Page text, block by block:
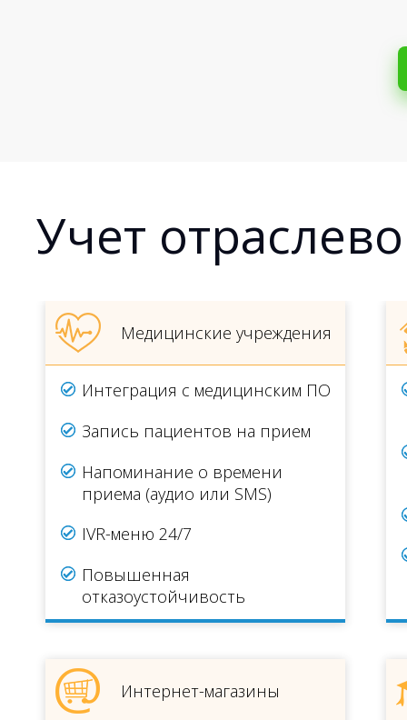
Учет
Медицинские учреждения
Интеграция с медицинским ПО
Запись пациентов на прием
Напоминание о времени
приема (аудио или SMS)
IVR-меню 24/7
Повышенная
отказоустойчивость
Интернет-магазины